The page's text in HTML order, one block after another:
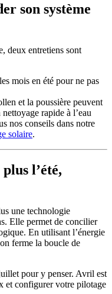
son système
deux entretiens sont
mois en été pour ne pas
et la poussière peuvent
rapide à l’eau
nos conseils dans notre
solaire.
l’été,
une technologie
Elle permet de concilier
En utilisant l’énergie
ferme la boucle de
pour y penser. Avril est
et configurer votre pilotage